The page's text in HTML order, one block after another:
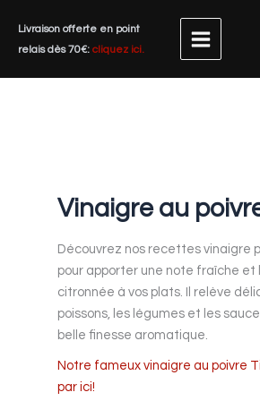
contenu
Livraison offerte en point
relais dès 70€: cliquez ici.
Vinaigre au
Découvrez nos recettes vinaigre
pour apporter une note fraîche
citronnée à vos plats. Il relève
poissons, les légumes et les
belle finesse aromatique.
Notre fameux vinaigre au poivre
par ici!